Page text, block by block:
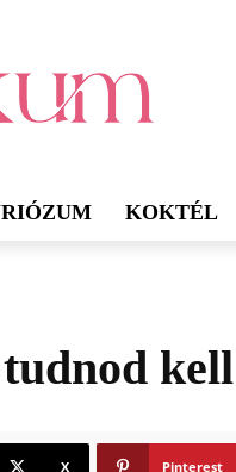
KOKTÉL
X Pinterest